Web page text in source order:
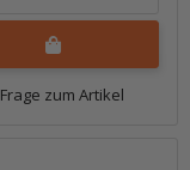
Frage zum Artikel